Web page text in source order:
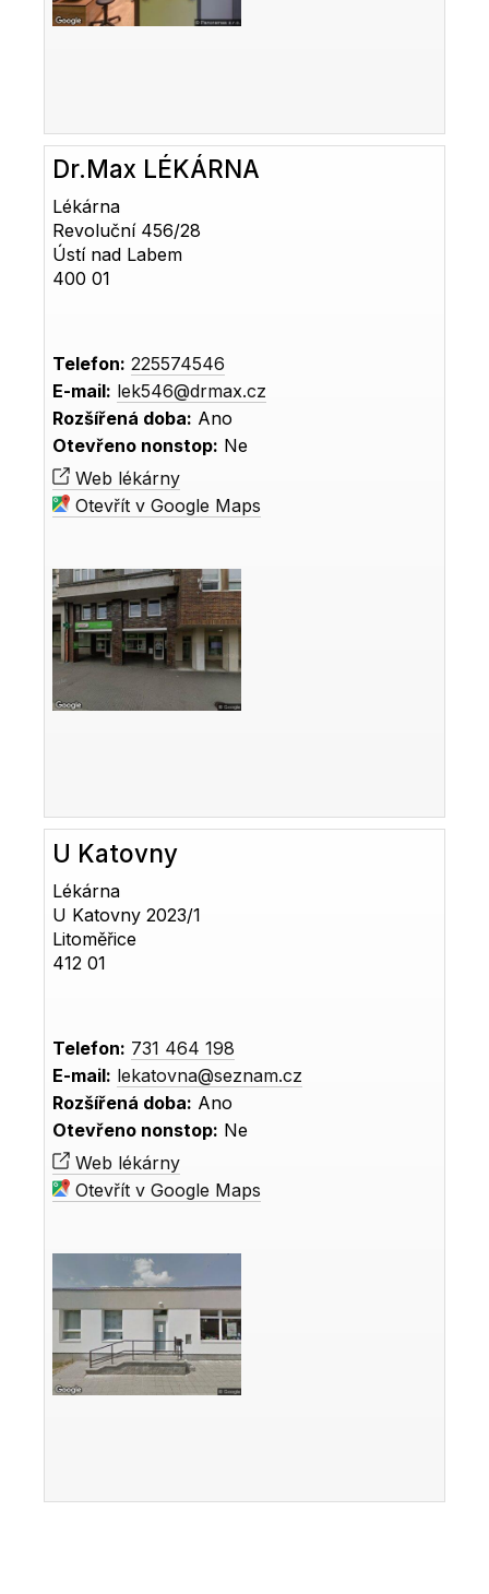
Dr.Max LÉKÁRNA
Lékárna
Revoluční 456/28
Ústí nad Labem
400 01
Telefon: 225574546
E-mail: lek546@drmax.cz
Rozšířená doba: Ano
Otevřeno nonstop: Ne
Web lékárny
Otevřít v Google Maps
U Katovny
Lékárna
U Katovny 2023/1
Litoměřice
412 01
Telefon: 731 464 198
E-mail: lekatovna@seznam.cz
Rozšířená doba: Ano
Otevřeno nonstop: Ne
Web lékárny
Otevřít v Google Maps